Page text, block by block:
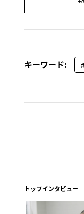
キーワード:
トップインタビュー